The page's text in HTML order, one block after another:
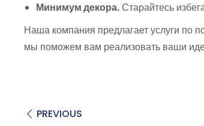
Минимум декора.Старайтесь
Наша компания предлагает услуги по
мы поможем вам реализовать ваши
PREVIOUS